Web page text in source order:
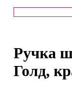
Ручка
Голд,